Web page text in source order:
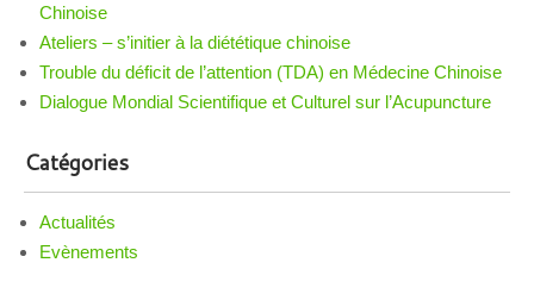
Chinoise
Ateliers – s’initier à la diététique chinoise
Trouble du déficit de l’attention (TDA) en Médecine Chinoise
Dialogue Mondial Scientifique et Culturel sur l’Acupuncture
Catégories
Actualités
Evènements